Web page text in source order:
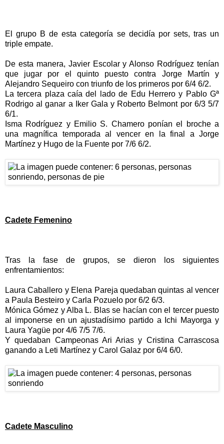
El grupo B de esta categoría se decidía por sets, tras un
triple empate.
De esta manera, Javier Escolar y Alonso Rodríguez tenían
que jugar por el quinto puesto contra Jorge Martín y
Alejandro Sequeiro con triunfo de los primeros por 6/4 6/2.
La tercera plaza caía del lado de Edu Herrero y Pablo Gª
Rodrigo al ganar a Iker Gala y Roberto Belmont por 6/3 5/7
6/1.
Isma Rodríguez y Emilio S. Chamero ponían el broche a
una magnífica temporada al vencer en la final a Jorge
Martínez y Hugo de la Fuente por 7/6 6/2.
Cadete Femenino
Tras la fase de grupos, se dieron los siguientes
enfrentamientos:
Laura Caballero y Elena Pareja quedaban quintas al vencer
a Paula Besteiro y Carla Pozuelo por 6/2 6/3.
Mónica Gómez y Alba L. Blas se hacían con el tercer puesto
al imponerse en un ajustadísimo partido a Ichi Mayorga y
Laura Yagüe por 4/6 7/5 7/6.
Y quedaban Campeonas Ari Arias y Cristina Carrascosa
ganando a Leti Martínez y Carol Galaz por 6/4 6/0.
Cadete Masculino